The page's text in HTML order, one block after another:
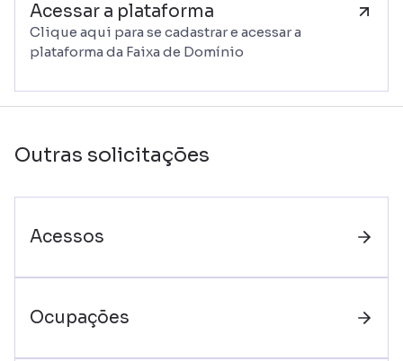
Acessar a plataforma
Clique aqui para se cadastrar e acessar a
plataforma da Faixa de Domínio
Outras solicitações
Acessos
Ocupações